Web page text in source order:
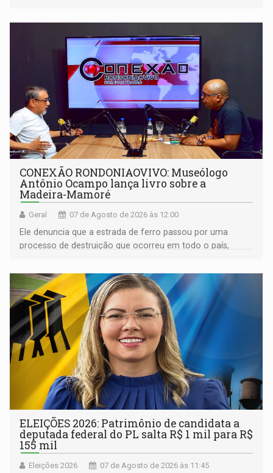
CONEXÃO RONDONIAOVIVO: Museólogo
Antônio Ocampo lança livro sobre a
Madeira-Mamoré
Geral 07 de Agosto de 2026 às 12:00
Ele denuncia que a estrada de ferro passou por uma
processo de destruição que ocorreu em todo o país,
ELEIÇÕES 2026: Patrimônio de candidata a
deputada federal do PL salta R$ 1 mil para R$
155 mil
Eleições 2026 07 de Agosto de 2026 às 11:45